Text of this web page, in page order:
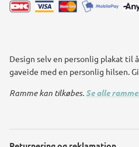
Design selv en personlig plakat til
gaveide med en personlig hilsen.
Ramme kan tilkøbes. Se alle